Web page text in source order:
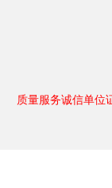
质量服务诚信单位